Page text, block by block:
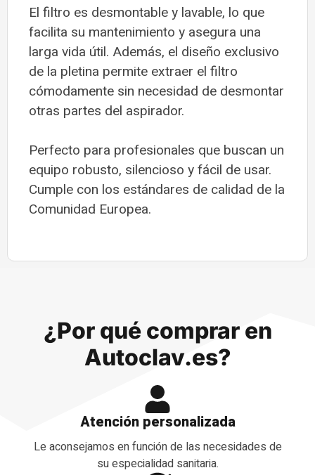
El filtro es desmontable y lavable, lo que
facilita su mantenimiento y asegura una
larga vida útil. Además, el diseño exclusivo
de la pletina permite extraer el filtro
cómodamente sin necesidad de desmontar
otras partes del aspirador.
Perfecto para profesionales que buscan un
equipo robusto, silencioso y fácil de usar.
Cumple con los estándares de calidad de la
Comunidad Europea.
¿Por qué comprar en
Autoclav.es?
Atención personalizada
Le aconsejamos en función de las necesidades de
su especialidad sanitaria.